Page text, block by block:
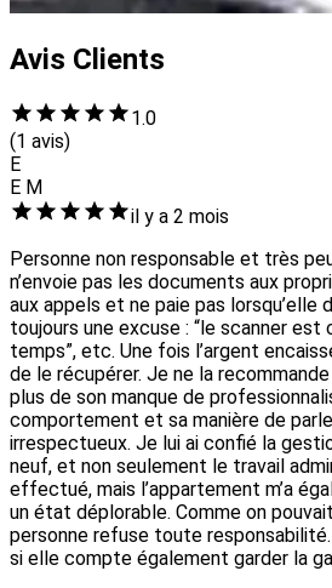
Avis Clients
1.0
(1 avis)
E
E M
il y a 2 mois
Personne non responsable et très
n’envoie pas les documents aux
aux appels et ne paie pas lorsqu’elle
toujours une excuse : “le scanner est
temps”, etc. Une fois l’argent
de le récupérer. Je ne la
plus de son manque de
comportement et sa manière de
irrespectueux. Je lui ai confié la
neuf, et non seulement le travail
effectué, mais l’appartement m’a
un état déplorable. Comme on
personne refuse toute
si elle compte également garder la